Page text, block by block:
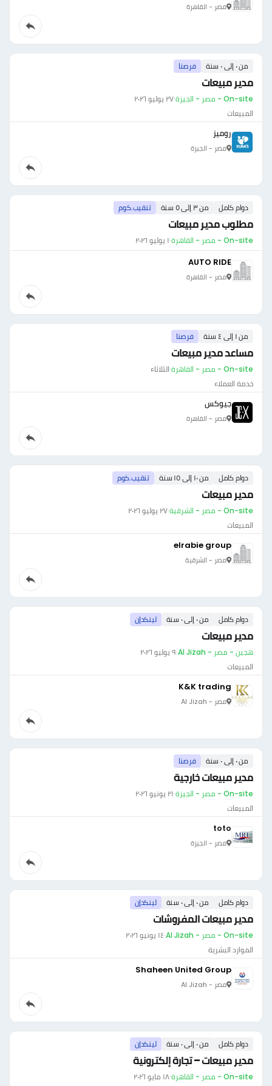
مصر - القاهرة
من ٠ إلى ٠ سنة فرصنا
مدير مبيعات
On-site - مصر - الجيزة ·٢٧ يوليو ٢٠٢٦
المبيعات
روميز
مصر - الجيزة
دوام كامل من ٣ إلى ٥ سنة تنقيب.كوم
مطلوب مدير مبيعات
On-site - مصر - القاهرة ·١ يوليو ٢٠٢٦
AUTO RIDE
مصر - القاهرة
من ١ إلى ٤ سنة فرصنا
مساعد مدير مبيعات
On-site - مصر - القاهرة ·الثلاثاء
خدمة العملاء
جيوكس
مصر - القاهرة
دوام كامل من ١٠ إلى ١٥ سنة تنقيب.كوم
مدير مبيعات
On-site - مصر - الشرقية ·٢٧ يوليو ٢٠٢٦
المبيعات
elrabie group
مصر - الشرقية
دوام كامل من ٠ إلى ٠ سنة لينكدإن
مدير مبيعات
هجين - مصر - Al Jizah ·٩ يوليو ٢٠٢٦
المبيعات
K&K trading
مصر - Al Jizah
من ٠ إلى ٠ سنة فرصنا
مدير مبيعات خارجية
On-site - مصر - الجيزة ·٢١ يونيو ٢٠٢٦
المبيعات
toto
مصر - الجيزة
دوام كامل من ٠ إلى ٠ سنة لينكدإن
مدير مبيعات المفروشات
On-site - مصر - Al Jizah ·١٤ يونيو ٢٠٢٦
الموارد البشرية
Shaheen United Group
مصر - Al Jizah
دوام كامل من ٠ إلى ٠ سنة لينكدإن
مدير مبيعات – تجارة إلكترونية
On-site - مصر - القاهرة ·١٨ مايو ٢٠٢٦